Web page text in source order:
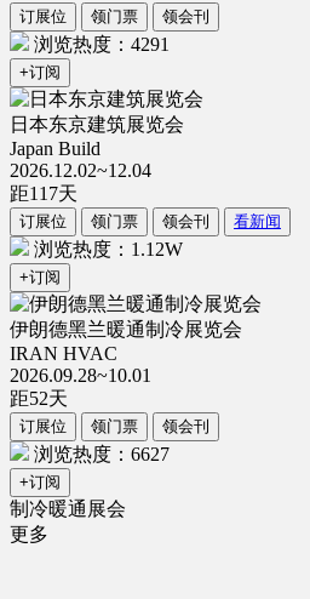
订展位 领门票 领会刊
浏览热度：4291
+订阅
日本东京建筑展览会
Japan Build
2026.12.02~12.04
距117天
订展位 领门票 领会刊 看新闻
浏览热度：1.12W
+订阅
伊朗德黑兰暖通制冷展览会
IRAN HVAC
2026.09.28~10.01
距52天
订展位 领门票 领会刊
浏览热度：6627
+订阅
制冷暖通展会
更多